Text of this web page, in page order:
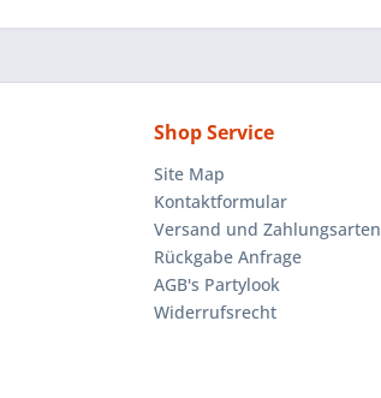
Shop Service
Site Map
Kontaktformular
Versand und Zahlungsarten
Rückgabe Anfrage
AGB's Partylook
Widerrufsrecht